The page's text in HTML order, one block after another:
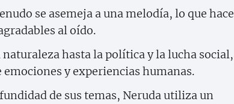
se asemeja a una melodía, lo que hace
al oído.
naturaleza hasta la política y la lucha social,
y experiencias humanas.
de sus temas, Neruda utiliza un